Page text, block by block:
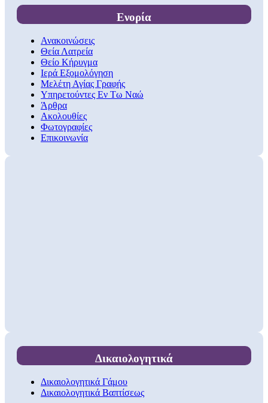
Ενορία
Ανακοινώσεις
Θεία Λατρεία
Θείο Κήρυγμα
Ιερά Εξομολόγηση
Μελέτη Αγίας Γραφής
Υπηρετούντες Εν Τω Ναώ
Άρθρα
Ακολουθίες
Φωτογραφίες
Επικοινωνία
Δικαιολογητικά
Δικαιολογητικά Γάμου
Δικαιολογητικά Βαπτίσεως